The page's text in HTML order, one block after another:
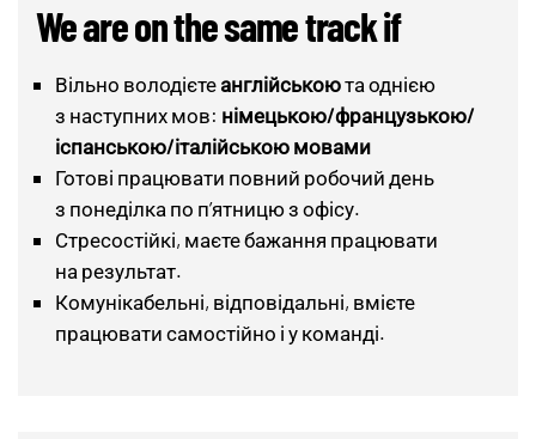
We are on the same track if
Вільно володієте англійськоюта однією
з наступних мов: німецькою/французькою/
іспанською/італійською мовами
Готові працювати повний робочий день
з понеділка по п’ятницю з офісу.
Стресостійкі, маєте бажання працювати
на результат.
Комунікабельні, відповідальні, вмієте
працювати самостійно і у команді.